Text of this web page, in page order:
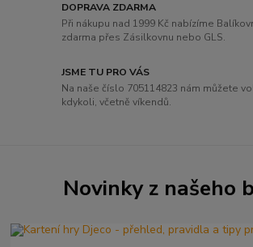
DOPRAVA ZDARMA
Při nákupu nad 1999 Kč nabízíme
zdarma přes Zásilkovnu nebo GLS.
JSME TU PRO VÁS
Na naše číslo 705114823 nám můžete
kdykoli, včetně víkendů.
Novinky z našeho